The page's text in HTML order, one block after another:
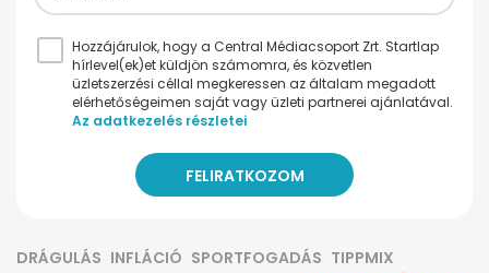
Hozzájárulok, hogy a Central Médiacsoport Zrt. Startlap
hírlevel(ek)et küldjön számomra, és közvetlen
üzletszerzési céllal megkeressen az általam megadott
elérhetőségeimen saját vagy üzleti partnerei ajánlatával.
Az adatkezelés részletei
DRÁGULÁS INFLÁCIÓ SPORTFOGADÁS TIPPMIX